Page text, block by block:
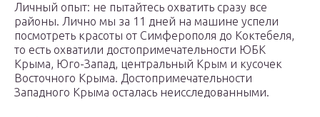
Личный опыт: не пытайтесь охватить сразу все
районы. Лично мы за 11 дней на машине успели
посмотреть красоты от Симферополя до Коктебеля,
то есть охватили достопримечательности ЮБК
Крыма, Юго-Запад, центральный Крым и кусочек
Восточного Крыма. Достопримечательности
Западного Крыма осталась неисследованными.